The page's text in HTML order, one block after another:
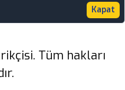
Kapat
Tüm hakları